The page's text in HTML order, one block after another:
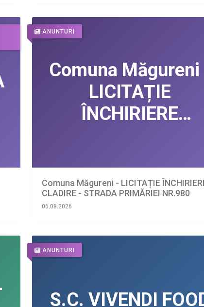
ANUNTURI
Comuna Măgureni - LICITAȚIE
CLADIRE - STRADA PRIMĂRIEI NR.980
06.08.2026
ANUNTURI